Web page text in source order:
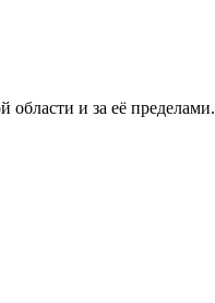
и за её пределами.